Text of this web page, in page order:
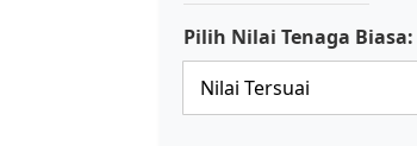
Pilih Nilai Tenaga Biasa: